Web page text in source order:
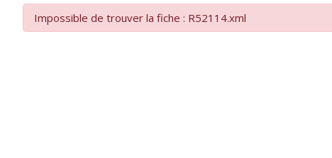
Impossible de trouver la fiche : R52114.xml